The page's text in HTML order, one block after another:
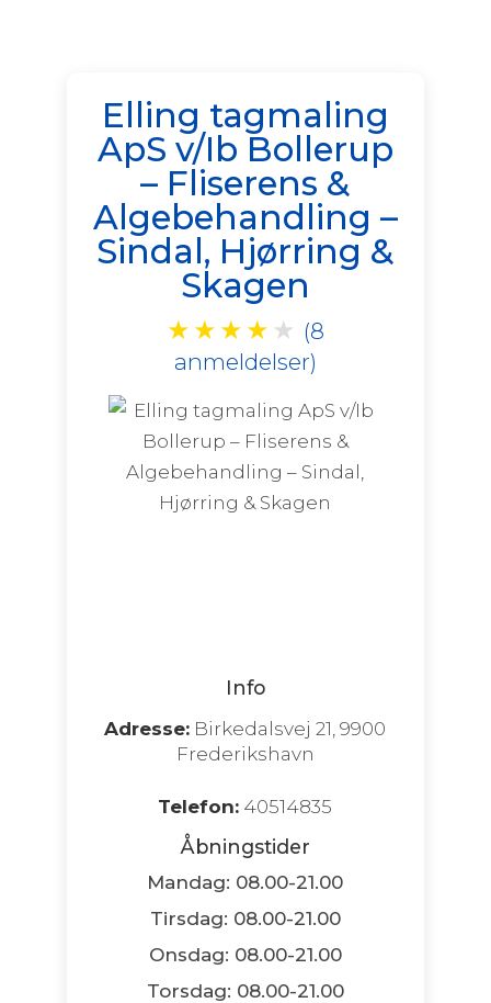
Elling tagmaling
ApS v/Ib Bollerup
– Fliserens &
Algebehandling –
Sindal, Hjørring &
Skagen
★ ★ ★ ★ ★ (8
anmeldelser)
Info
Adresse: Birkedalsvej 21, 9900
Frederikshavn
Telefon: 40514835
Åbningstider
Mandag: 08.00-21.00
Tirsdag: 08.00-21.00
Onsdag: 08.00-21.00
Torsdag: 08.00-21.00